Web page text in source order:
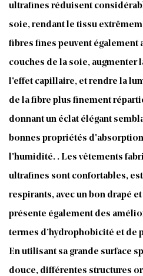
ultrafines réduisent
soie, rendant le tissu
fibres fines peuvent également
couches de la soie, augmenter
l'effet capillaire, et rendre la
de la fibre plus finement
donnant un éclat élégant
bonnes propriétés
l'humidité. . Les vêtements
ultrafines sont confortables,
respirants, avec un bon drapé
présente également des
termes d’hydrophobicité et de
En utilisant sa grande surface
douce, différentes structures